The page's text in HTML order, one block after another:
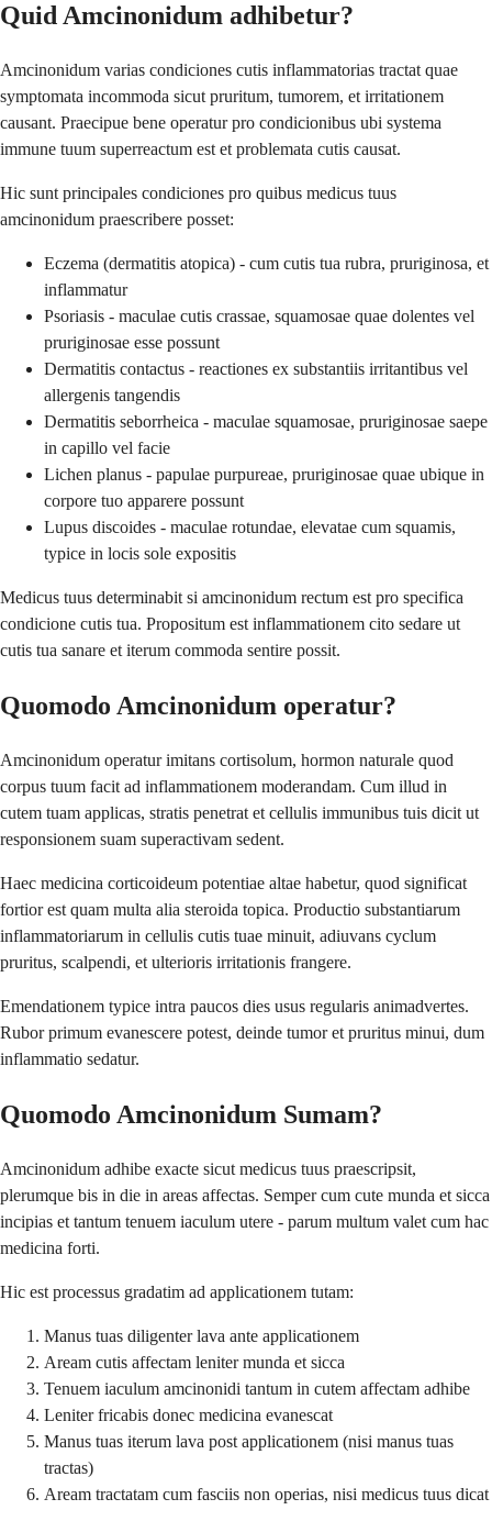
Quid Amcinonidum adhibetur?
Amcinonidum varias condiciones cutis inflammatorias tractat quae
symptomata incommoda sicut pruritum, tumorem, et irritationem
causant. Praecipue bene operatur pro condicionibus ubi systema
immune tuum superreactum est et problemata cutis causat.
Hic sunt principales condiciones pro quibus medicus tuus
amcinonidum praescribere posset:
Eczema (dermatitis atopica) - cum cutis tua rubra, pruriginosa, et
inflammatur
Psoriasis - maculae cutis crassae, squamosae quae dolentes vel
pruriginosae esse possunt
Dermatitis contactus - reactiones ex substantiis irritantibus vel
allergenis tangendis
Dermatitis seborrheica - maculae squamosae, pruriginosae saepe
in capillo vel facie
Lichen planus - papulae purpureae, pruriginosae quae ubique in
corpore tuo apparere possunt
Lupus discoides - maculae rotundae, elevatae cum squamis,
typice in locis sole expositis
Medicus tuus determinabit si amcinonidum rectum est pro specifica
condicione cutis tua. Propositum est inflammationem cito sedare ut
cutis tua sanare et iterum commoda sentire possit.
Quomodo Amcinonidum operatur?
Amcinonidum operatur imitans cortisolum, hormon naturale quod
corpus tuum facit ad inflammationem moderandam. Cum illud in
cutem tuam applicas, stratis penetrat et cellulis immunibus tuis dicit ut
responsionem suam superactivam sedent.
Haec medicina corticoideum potentiae altae habetur, quod significat
fortior est quam multa alia steroida topica. Productio substantiarum
inflammatoriarum in cellulis cutis tuae minuit, adiuvans cyclum
pruritus, scalpendi, et ulterioris irritationis frangere.
Emendationem typice intra paucos dies usus regularis animadvertes.
Rubor primum evanescere potest, deinde tumor et pruritus minui, dum
inflammatio sedatur.
Quomodo Amcinonidum Sumam?
Amcinonidum adhibe exacte sicut medicus tuus praescripsit,
plerumque bis in die in areas affectas. Semper cum cute munda et sicca
incipias et tantum tenuem iaculum utere - parum multum valet cum hac
medicina forti.
Hic est processus gradatim ad applicationem tutam:
Manus tuas diligenter lava ante applicationem
Aream cutis affectam leniter munda et sicca
Tenuem iaculum amcinonidi tantum in cutem affectam adhibe
Leniter fricabis donec medicina evanescat
Manus tuas iterum lava post applicationem (nisi manus tuas
tractas)
Aream tractatam cum fasciis non operias, nisi medicus tuus dicat